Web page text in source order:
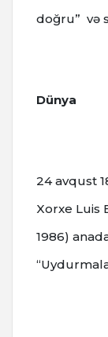
doğru” və
Dünya
24 avqust
Xorxe Luis
1986)